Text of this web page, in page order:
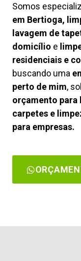
Somos
em Bertioga,
lavagem de
domicílio e
residenciais e
buscando uma
perto de mim,
orçamento para
carpetes e
para empresas.